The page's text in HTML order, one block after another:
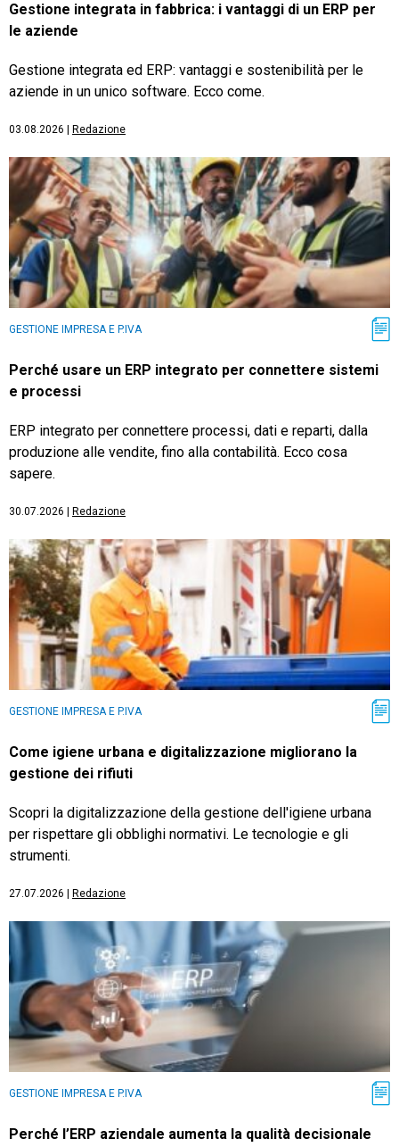
Gestione integrata in fabbrica: i vantaggi di un ERP per
le aziende
Gestione integrata ed ERP: vantaggi e sostenibilità per le
aziende in un unico software. Ecco come.
03.08.2026 Redazione
GESTIONE IMPRESA E P.IVA
Perché usare un ERP integrato per connettere sistemi
e processi
ERP integrato per connettere processi, dati e reparti, dalla
produzione alle vendite, fino alla contabilità. Ecco cosa
sapere.
30.07.2026 Redazione
GESTIONE IMPRESA E P.IVA
Come igiene urbana e digitalizzazione migliorano la
gestione dei rifiuti
Scopri la digitalizzazione della gestione dell'igiene urbana
per rispettare gli obblighi normativi. Le tecnologie e gli
strumenti.
27.07.2026 Redazione
GESTIONE IMPRESA E P.IVA
Perché l’ERP aziendale aumenta la qualità decisionale